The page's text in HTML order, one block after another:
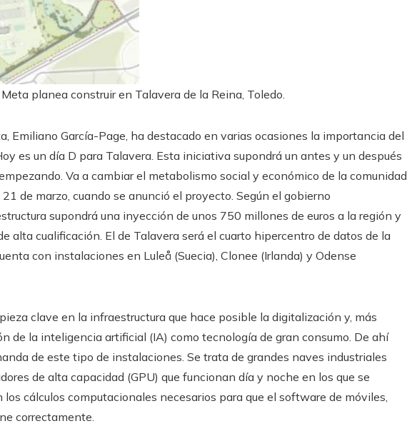
planea construir en Talavera de la Reina, Toledo.
Emiliano García-Page, ha destacado en varias ocasiones la importancia del
es un día D para Talavera. Esta iniciativa supondrá un antes y un después
Va a cambiar el metabolismo social y económico de la comunidad
de marzo, cuando se anunció el proyecto. Según el gobierno
supondrá una inyección de unos 750 millones de euros a la región y
alta cualificación. El de Talavera será el cuarto hipercentro de datos de la
con instalaciones en Luleå (Suecia), Clonee (Irlanda) y Odense
clave en la infraestructura que hace posible la digitalización y, más
de la inteligencia artificial (IA) como tecnología de gran consumo. De ahí
de este tipo de instalaciones. Se trata de grandes naves industriales
de alta capacidad (GPU) que funcionan día y noche en los que se
cálculos computacionales necesarios para que el software de móviles,
correctamente.